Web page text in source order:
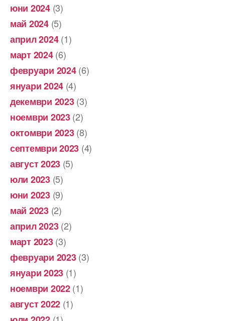
юни 2024(3)
май 2024(5)
април 2024(1)
март 2024(6)
февруари 2024(6)
януари 2024 (4)
декември 2023(3)
ноември 2023(2)
октомври 2023(8)
септември 2023 (4)
август 2023 (5)
юли 2023(5)
юни 2023(9)
май 2023(2)
април 2023(2)
март 2023(3)
февруари 2023(3)
януари 2023 (1)
ноември 2022(1)
август 2022 (1)